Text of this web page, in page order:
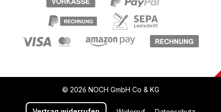
© 2026 NOCH GmbH Co & KG